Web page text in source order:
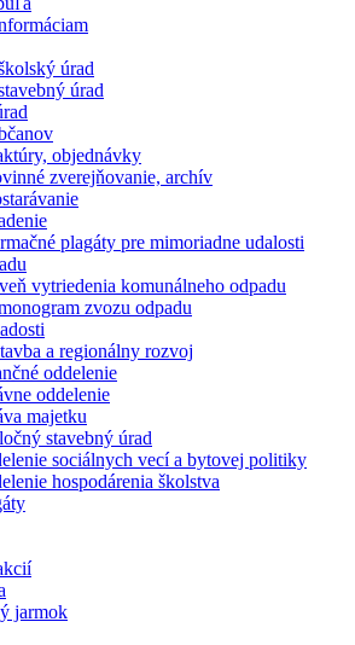
úrad
úrad
objednávky
zverejňovanie, archív
plagáty pre mimoriadne udalosti
vytriedenia komunálneho odpadu
zvozu odpadu
a regionálny rozvoj
oddelenie
oddelenie
majetku
stavebný úrad
sociálnych vecí a bytovej politiky
hospodárenia školstva
jarmok